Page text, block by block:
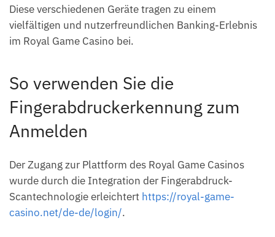
Diese verschiedenen Geräte tragen zu einem
vielfältigen und nutzerfreundlichen Banking-Erlebnis
im Royal Game Casino bei.
So verwenden Sie die
Fingerabdruckerkennung zum
Anmelden
Der Zugang zur Plattform des Royal Game Casinos
wurde durch die Integration der Fingerabdruck-
Scantechnologie erleichtert https://royal-game-
casino.net/de-de/login/.